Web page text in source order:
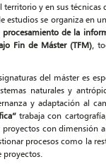
y en sus técnicas
estudios se organiza en
procesamiento de la
Fin de Máster (TFM) ,
del máster es
naturales y
y adaptación al
trabaja con
con
procesos como la